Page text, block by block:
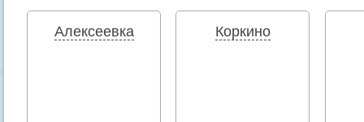
Алексеевка Коркино